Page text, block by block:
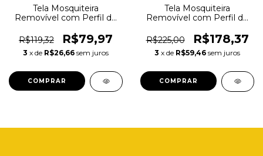
Tela Mosquiteira
Removível com Perfil de
PRETO
R$119,32 R$79,97
3 x de R$26,66 sem juros
COMPRAR
Tela Mosquiteira
Removível com Perfil de
PRETO até 2 Metros de
comprimento
R$225,00 R$178,37
3 x de R$59,46 sem juros
COMPRAR